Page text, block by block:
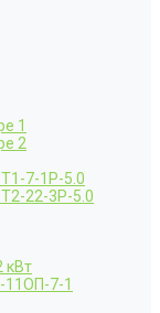
1
2
7-1Р-5.0
22-3Р-5.0
кВт
11ОП-7-1